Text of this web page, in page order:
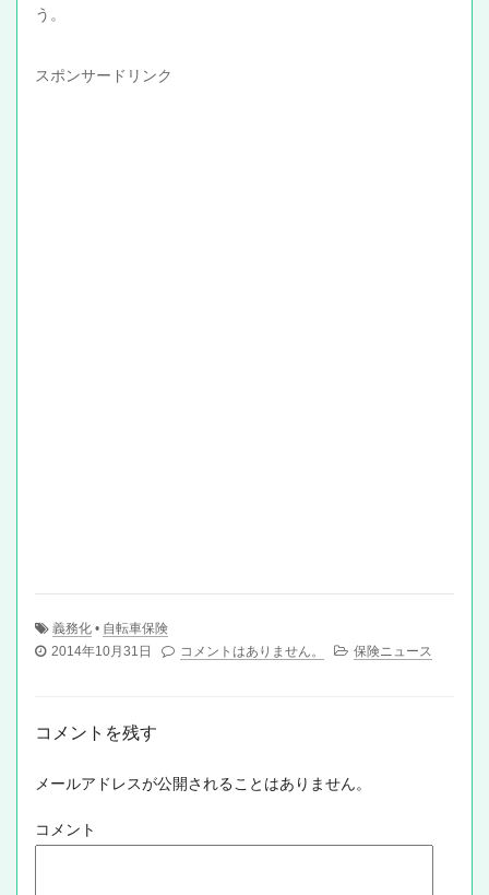
う。
スポンサードリンク
義務化 • 自転車保険
2014年10月31日
コメントはありません。 保険ニュース
コメントを残す
メールアドレスが公開されることはありません。
コメント